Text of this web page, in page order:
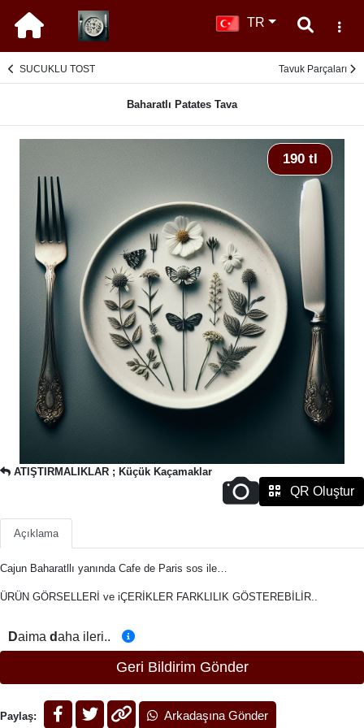
TR
SUCUKLU TOST Tavuk Parçaları
Baharatlı Patates Tava
190 tl
ATIŞTIRMALIKLAR ; Küçük Kaçamaklar
QR Oluştur
Açıklama
Cajun Baharatllı yanında Cafe de Paris sos ile…
ÜRÜN GÖRSELLERİ ve iÇERİKLER FARKLILIK GÖSTEREBİLİR..
Daima daha ileri..
Geri Bildirim Gönder
Paylaş: Arkadaşına Gönder